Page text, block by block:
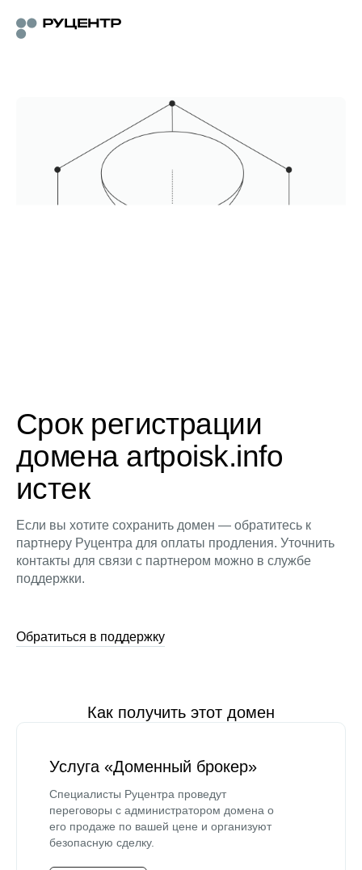
Срок регистрации
домена artpoisk.info
истек
Если вы хотите сохранить домен — обратитесь к
партнеру Руцентра для оплаты продления. Уточнить
контакты для связи с партнером можно в службе
поддержки.
Обратиться в поддержку
Как получить этот домен
Услуга «Доменный брокер»
Специалисты Руцентра проведут
переговоры с администратором домена о
его продаже по вашей цене и организуют
безопасную сделку.